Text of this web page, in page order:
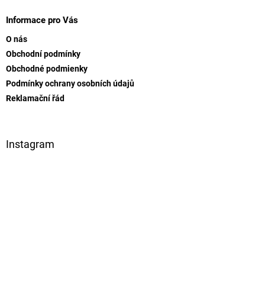
Informace pro Vás
O nás
Obchodní podmínky
Obchodné podmienky
Podmínky ochrany osobních údajů
Reklamační řád
Instagram